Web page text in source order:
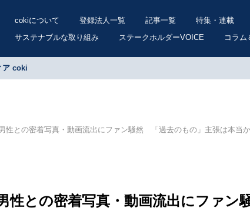
cokiについて 登録法人一覧 記事一覧 特集・連載
サステナブルな取り組み
ステークホルダーVOICE コラム
ア coki
性との密着写真・動画流出にファン騒然 「過去のもの」主張は本当か
性との密着写真・動画流出にファ